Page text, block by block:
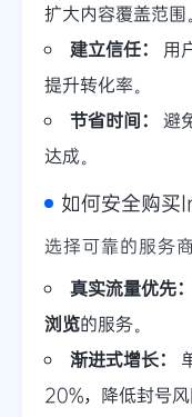
扩大内容覆盖范围。
建立信任：
用
提升转化率。
节省时间：
避
达成。
如何安全购
选择可靠的服务
真实流量优先：
浏览的服务。
渐进式增长：
20%，降低封号风